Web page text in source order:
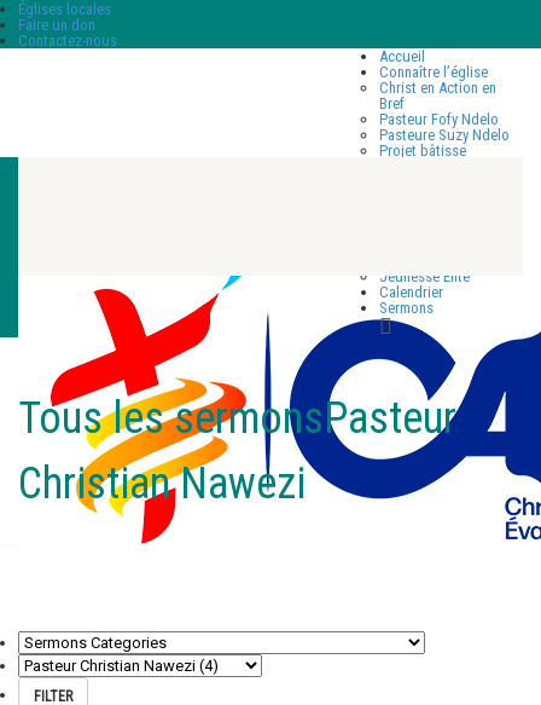
Églises locales
Faire un don
Contactez-nous
Accueil
Connaître l’église
Christ en Action en
Bref
Pasteur Fofy Ndelo
Pasteure Suzy Ndelo
Projet bâtisse
Jeunesse Élite
Calendrier
Sermons
Tous les sermonsPasteur
Christian Nawezi